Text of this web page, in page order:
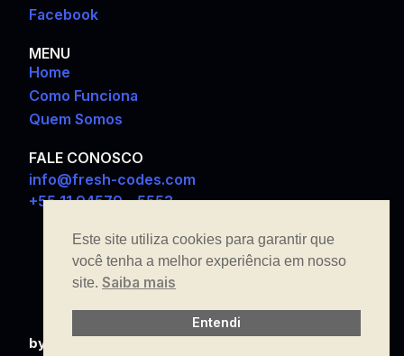
Facebook
MENU
Home
Como Funciona
Quem Somos
FALE CONOSCO
info@fresh-codes.com
+55 11 94579 – 5553
by fresh_codes
Este site utiliza cookies para garantir que
você tenha a melhor experiência em nosso
site. Saiba mais
Entendi